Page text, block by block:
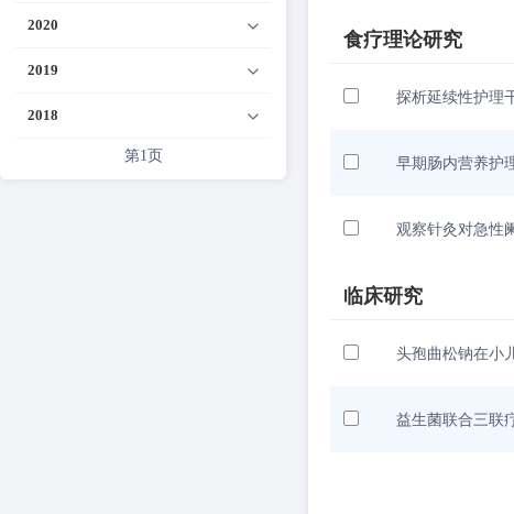
2020
2019
2018
第1页
食疗理论研究
探析延续性护理
早期肠内营养护
观察针灸对急性
临床研究
头孢曲松钠在小
益生菌联合三联